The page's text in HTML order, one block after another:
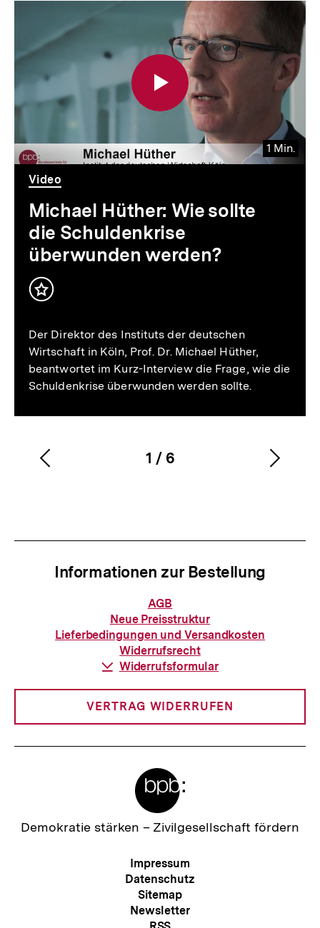
weitere
Inhalte
1 Min.
Video
Dauer
1
Min.
Video
Michael Hüther: Wie sollte
die Schuldenkrise
überwunden werden?
Inhalt
Der Direktor des Instituts der deutschen
Wirtschaft in Köln, Prof. Dr. Michael Hüther,
beantwortet im Kurz-Interview die Frage, wie die
Schuldenkrise überwunden werden sollte.
Karussellinhalt
1
von
/ 6
Vorherigen
Informationen zur Bestellung
Informationen
zur
Bestellung
AGB
Neue Preisstruktur
Lieferbedingungen und Versandkosten
Widerrufsrecht
Download-
Widerrufsformular
VERTRAG WIDERRUFEN
Zur
Demokratie stärken – Zivilgesellschaft fördern
Meta-
Navigation
Impressum
Datenschutz
Sitemap
Newsletter